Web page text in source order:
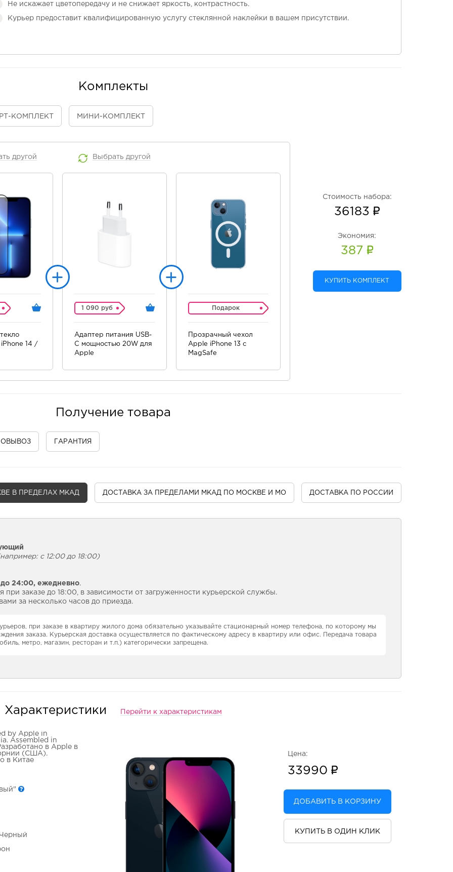
Не искажает цветопередачу и не снижает яркость, контрастность.
Курьер предоставит квалифицированную услугу стеклянной наклейки в вашем присутствии.
Комплекты
-КОМПЛЕКТ МИНИ -КОМПЛЕКТ
другой
iPhone 14 /
Выбрать другой
1 090 руб
Адаптер питания USB-
C мощностью 20W для
Apple
Подарок
Прозрачный чехол
Apple iPhone 13 c
MagSafe
Стоимость набора:
36183
Экономия:
387
КУПИТЬ КОМПЛЕКТ
Получение товара
ГАРАНТИЯ
В ПРЕДЕЛАХ МКАД ДОСТАВКА ЗА ПРЕДЕЛАМИ МКАД ПО МОСКВЕ И МО ДОСТАВКА ПО РОССИИ
с 12:00 до 18:00)
24:00, ежедневно.
заказе до 18:00, в зависимости от загруженности курьерской службы.
за несколько часов до приезда.
при заказе в квартиру жилого дома обязательно указывайте стационарный номер телефона, по которому мы
заказа. Курьерская доставка осуществляется по фактическому адресу в квартиру или офис. Передача товара
метро, магазин, ресторан и т.п.) категорически запрещена.
Характеристики Перейти к характеристикам
by Apple in
Assembled in
в Apple в
(США).
в Китае
Цена:
33990
ДОБАВИТЬ В КОРЗИНУ
КУПИТЬ В ОДИН КЛИК